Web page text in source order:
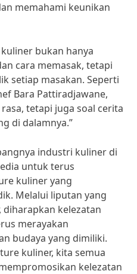
memahami keunikan
bukan hanya
cara memasak, tetapi
setiap masakan. Seperti
Bara Pattiradjawane,
tetapi juga soal cerita
di dalamnya.”
industri kuliner di
untuk terus
kuliner yang
Melalui liputan yang
kelezatan
merayakan
budaya yang dimiliki.
kuliner, kita semua
kelezatan